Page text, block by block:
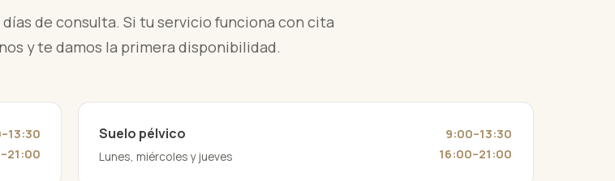
de consulta. Si tu servicio funciona con cita
y te damos la primera disponibilidad.
Suelo pélvico
Lunes, miércoles y jueves
9:00–13:30
16:00–21:00